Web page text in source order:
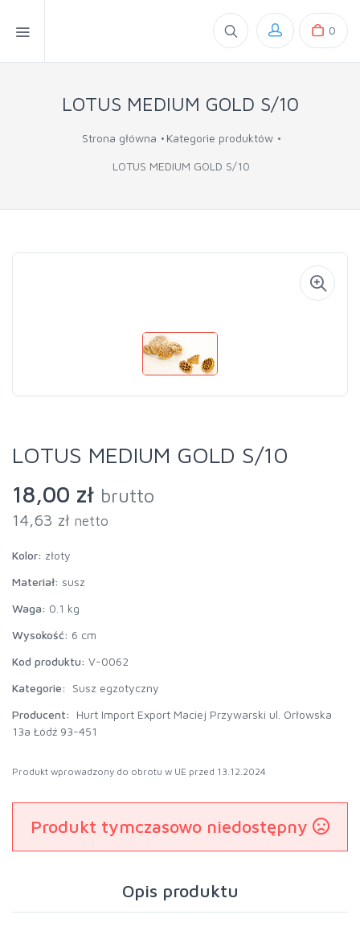
0
LOTUS MEDIUM GOLD S/10
Strona główna Kategorie produktów
LOTUS MEDIUM GOLD S/10
LOTUS MEDIUM GOLD S/10
18,00 zł brutto
14,63 zł netto
Kolor: złoty
Materiał: susz
Waga: 0.1 kg
Wysokość: 6 cm
Kod produktu: V-0062
Kategorie:
Susz egzotyczny
Producent:
Hurt Import Export Maciej Przywarski ul. Orłowska
13a Łódź 93-451
Produkt wprowadzony do obrotu w UE przed 13.12.2024
Produkt tymczasowo niedostępny
Opis produktu